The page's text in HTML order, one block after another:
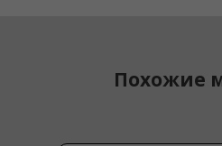
Похожие